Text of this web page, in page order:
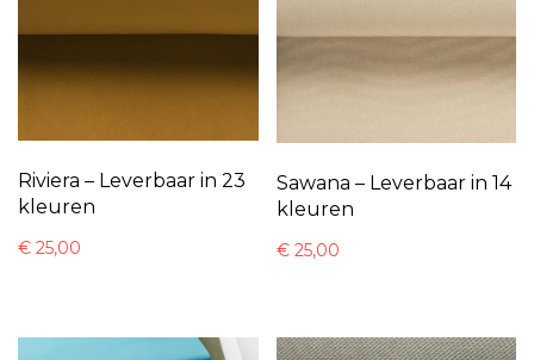
Riviera – Leverbaar in 23
kleuren
€ 25,00
Sawana – Leverbaar in 14
kleuren
€25,00